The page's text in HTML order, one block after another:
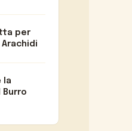
per
la
Burro